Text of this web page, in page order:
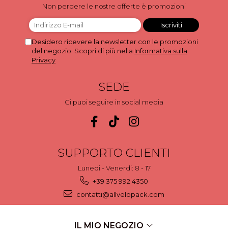
Non perdere le nostre offerte è promozioni
Desidero ricevere la newsletter con le promozioni
del negozio. Scopri di più nella Informativa sulla
Privacy
SEDE
Ci puoi seguire in social media
SUPPORTO CLIENTI
Lunedi - Venerdi: 8 - 17
+39 375 992 4350
contatti@allvelopack.com
IL MIO NEGOZIO